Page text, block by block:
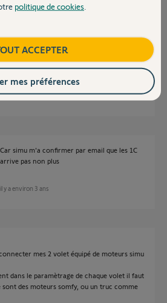
compatibles Tahoma il faut qu'ils soient soit
soit en IO 868MHz.
il y a plus de 3 ans
simu m'a confirmer par email que les 1C
pas non plus
il y a environ 3 ans
mes 2 volet équipé de moteurs simu
dans le paramètrage de chaque volet il faut
des moteurs somfy, ou un truc comme
politique de cookies
ACCEPTER
mes préférences